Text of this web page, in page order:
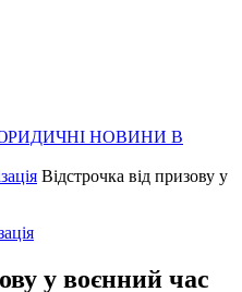
Відстрочка від призову у
у воєнний час